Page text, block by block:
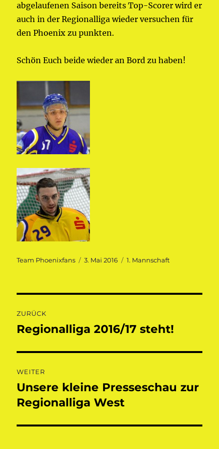
abgelaufenen Saison bereits Top-Scorer wird er
auch in der Regionalliga wieder versuchen für
den Phoenix zu punkten.
Schön Euch beide wieder an Bord zu haben!
Autor
Team Phoenixfans
Veröffentlicht
3. Mai 2016 Kategorien
1. Mannschaft
ZURÜCK
Vorheriger
Regionalliga 2016/17 steht!
WEITER
Nächster
Beitrag:
Unsere kleine Presseschau zur
Regionalliga West